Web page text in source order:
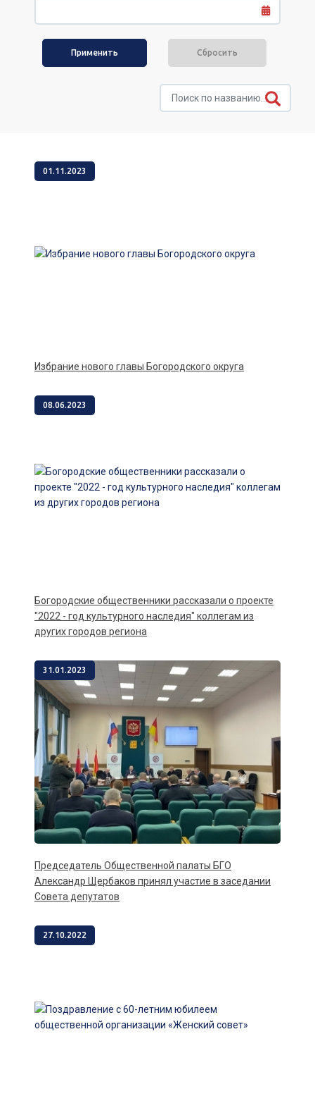
Сбросить
01.11.2023
Избрание нового главы Богородского округа
08.06.2023
Богородские общественники рассказали о проекте
"2022 - год культурного наследия" коллегам из
других городов региона
31.01.2023
Председатель Общественной палаты БГО
Александр Щербаков принял участие в заседании
Совета депутатов
27.10.2022